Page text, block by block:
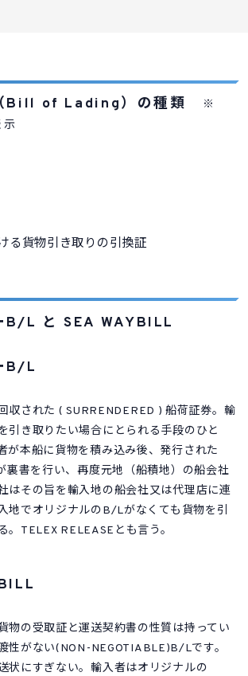
Bill of Lading）の種類
※
る貨物引き取りの引換証
B/L と SEA WAYBILL
B/L
収された ( SURRENDERED ) 船荷証券。輸
引き取りたい場合にとられる手段のひと
が本船に貨物を積み込み後、発行された
裏書を行い、再度元地（船積地）の船会社
はその旨を輸入地の船会社又は代理店に連
地でオリジナルのB/Lがなくても貨物を引
。TELEX RELEASEとも言う。
物の受取証と運送契約書の性質は持ってい
性がない(NON-NEGOTIABLE)B/Lです。
状にすぎない。輸入者はオリジナルの